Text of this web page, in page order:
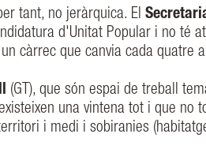
tant, no jeràrquica. El
d'Unitat Popular i no té
càrrec que canvia cada quatre
(GT), que són espai de treball
una vintena tot i que no
i medi i sobiranies